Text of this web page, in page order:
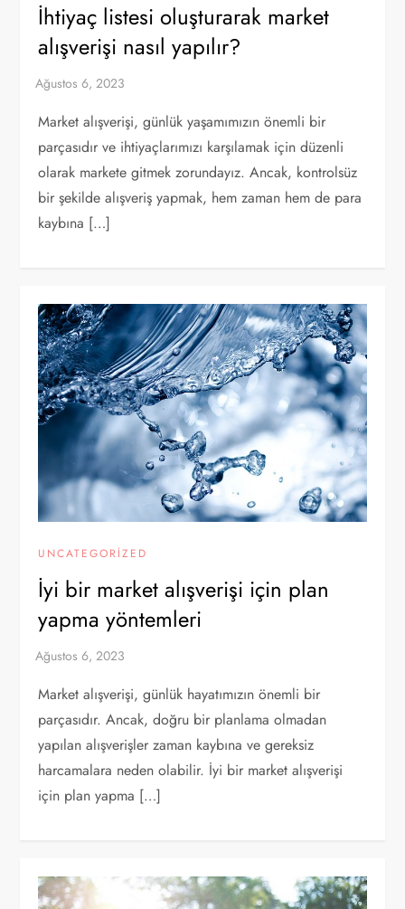
İhtiyaç listesi oluşturarak market
alışverişi nasıl yapılır?
Market alışverişi, günlük yaşamımızın önemli bir
parçasıdır ve ihtiyaçlarımızı karşılamak için düzenli
olarak markete gitmek zorundayız. Ancak, kontrolsüz
bir şekilde alışveriş yapmak, hem zaman hem de para
kaybına […]
UNCATEGORIZED
İyi bir market alışverişi için plan
yapma yöntemleri
Market alışverişi, günlük hayatımızın önemli bir
parçasıdır. Ancak, doğru bir planlama olmadan
yapılan alışverişler zaman kaybına ve gereksiz
harcamalara neden olabilir. İyi bir market alışverişi
için plan yapma […]